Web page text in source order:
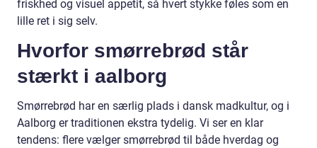
friskhed og visuel appetit, så hvert stykke føles som en
lille ret i sig selv.
Hvorfor smørrebrød står
stærkt i aalborg
Smørrebrød har en særlig plads i dansk madkultur, og i
Aalborg er traditionen ekstra tydelig. Vi ser en klar
tendens: flere vælger smørrebrød til både hverdag og